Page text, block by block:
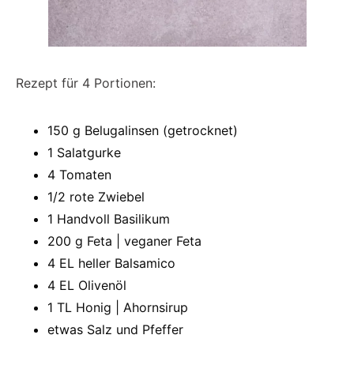
Rezept für 4 Portionen:
150 g Belugalinsen (getrocknet)
1 Salatgurke
4 Tomaten
1/2 rote Zwiebel
1 Handvoll Basilikum
200 g Feta | veganer Feta
4 EL heller Balsamico
4 EL Olivenöl
1 TL Honig | Ahornsirup
etwas Salz und Pfeffer